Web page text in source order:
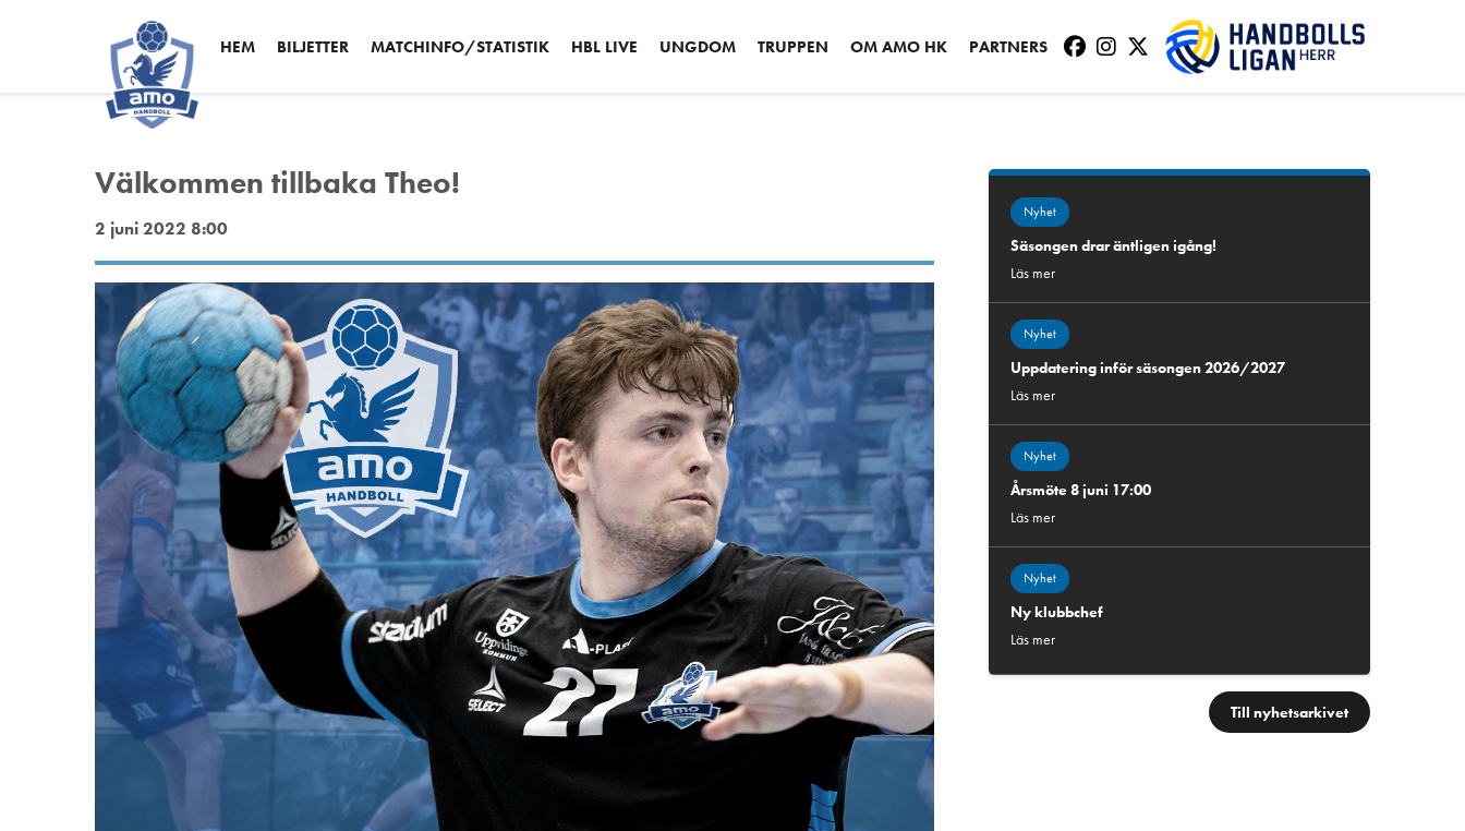
HEM BILJETTER MATCHINFO/STATISTIK HBL LIVE UNGDOM TRUPPEN OM AMO HK PARTNERS
Välkommen tillbaka Theo!
2 juni 2022 8:00
Nyhet
Säsongen drar äntligen igång!
Läs mer
Nyhet
Uppdatering inför säsongen 2026/2027
Läs mer
Nyhet
Årsmöte 8 juni 17:00
Läs mer
Nyhet
Ny klubbchef
Läs mer
Till nyhetsarkivet